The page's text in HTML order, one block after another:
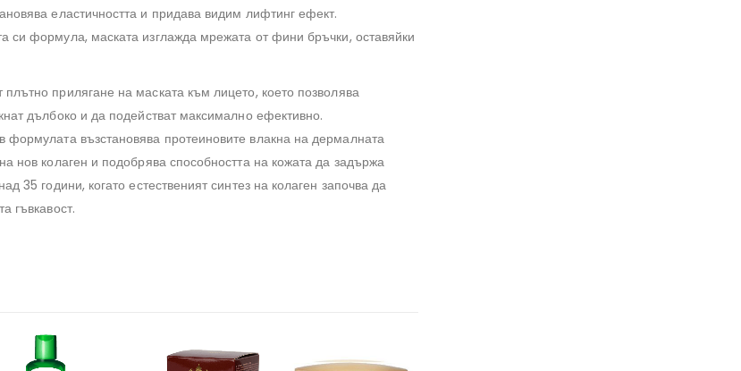
еластичността и придава видим лифтинг ефект.
си формула, маската изглажда мрежата от фини бръчки, оставяйки
прилягане на маската към лицето, което позволява
дълбоко и да подействат максимално ефективно.
формулата възстановява протеиновите влакна на дермалната
нов колаген и подобрява способността на кожата да задържа
35 години, когато естественият синтез на колаген започва да
гъвкавост.